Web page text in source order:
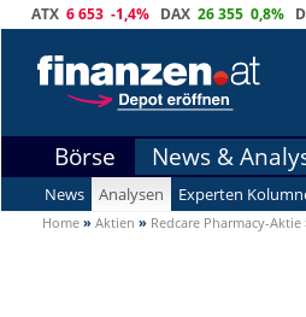
ATX 6 653 -1,4% DAX 26 355 0,8%
Börse News &
News Analysen Experten
Home » Aktien » Redcare Pharmacy-Aktie